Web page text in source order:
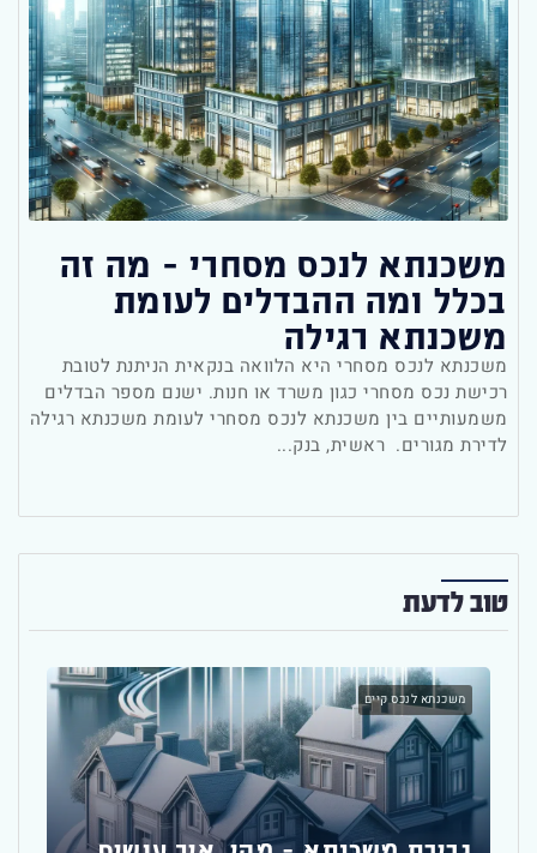
משכנתא לנכס מסחרי – מה זה
בכלל ומה ההבדלים לעומת
משכנתא רגילה
משכנתא לנכס מסחרי היא הלוואה בנקאית הניתנת לטובת
רכישת נכס מסחרי כגון משרד או חנות. ישנם מספר הבדלים
משמעותיים בין משכנתא לנכס מסחרי לעומת משכנתא רגילה
לדירת מגורים. ראשית, בנק...
טוב לדעת
משכנתא לנכס קיים